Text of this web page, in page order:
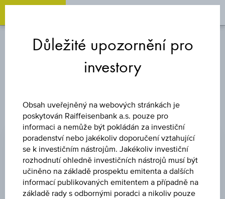
Quicklinks
DLUHOPISY - DALŠÍ EMISE
Typ emitenta
Typ výnosu
Důležité upozornění pro
investory
Obsah uveřejněný na webových stránkách je
poskytován Raiffeisenbank a.s. pouze pro
informaci a nemůže být pokládán za investiční
poradenství nebo jakékoliv doporučení vztahující
se k investičním nástrojům. Jakékoliv investiční
rozhodnutí ohledně investičních nástrojů musí být
učiněno na základě prospektu emitenta a dalších
informací publikovaných emitentem a případně na
základě rady s odbornými poradci a nikoliv pouze